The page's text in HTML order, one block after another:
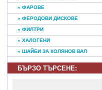
» ФАРОВЕ
» ФЕРОДОВИ ДИСКОВЕ
» ФИЛТРИ
» ХАЛОГЕНИ
» ШАЙБИ ЗА КОЛЯНОВ ВАЛ
БЪРЗО ТЪРСЕНE: